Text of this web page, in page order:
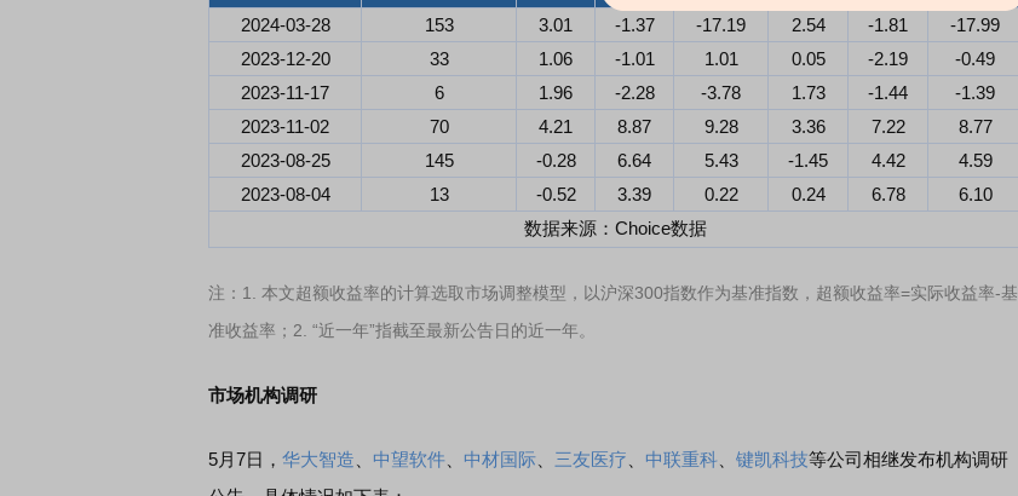
2024-03-28
153 3.01 -1.37 -17.19 2.54 -1.81
-17.99
2023-12-20
33 1.06 -1.01 1.01 0.05 -2.19
-0.49
2023-11-17
6 1.96 -2.28 -3.78 1.73 -1.44
-1.39
2023-11-02
70 4.21 8.87 9.28 3.36 7.22
8.77
2023-08-25
145 -0.28 6.64 5.43 -1.45 4.42
4.59
2023-08-04
13 -0.52 3.39 0.22 0.24 6.78
6.10
数据来源：Choice数据
注：1. 本文超额收益率的计算选取市场调整模型，以沪深300指数作为基准指数，超额收益率=实际收益率-基
准收益率；2. “近一年”指截至最新公告日的近一年。
市场机构调研
5月7日， 华大智造 中望软件 中材国际 三友医疗 中联重科 键凯科技等公司相继发布机构调研